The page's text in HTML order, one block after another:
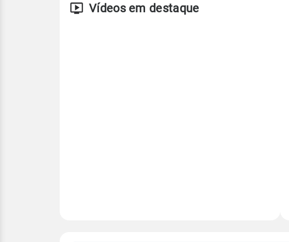
Vídeos em destaque